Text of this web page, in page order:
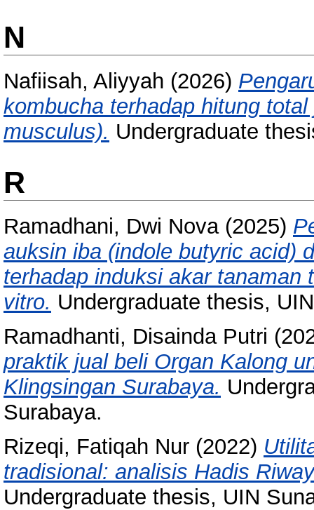
N
Nafiisah, Aliyyah (2026)
kombucha terhadap hitung
musculus). Undergraduate
R
Ramadhani, Dwi Nova(2025)
auksin iba (indole butyric acid)
terhadap induksi akar
vitro. Undergraduate thesis,
Ramadhanti, Disainda Putri
praktik jual beli Organ Kalong
Klingsingan Surabaya.
Surabaya.
Rizeqi, Fatiqah Nur (2022)
tradisional: analisis Hadis
Undergraduate thesis, UIN